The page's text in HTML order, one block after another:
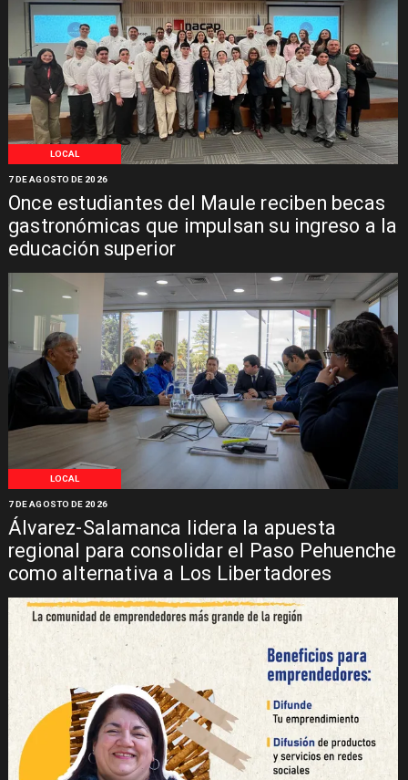
LOCAL
Once estudiantes del Maule reciben becas
gastronómicas que impulsan su ingreso a la
educación superior
7 DE AGOSTO DE 2026
LOCAL
Álvarez-Salamanca lidera la apuesta
regional para consolidar el Paso Pehuenche
como alternativa a Los Libertadores
7 DE AGOSTO DE 2026